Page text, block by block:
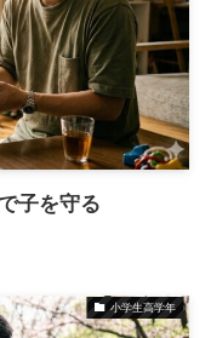
子を守る
小学生高学年